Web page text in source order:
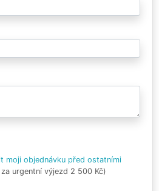
moji objednávku před ostatními
urgentní výjezd 2 500 Kč)